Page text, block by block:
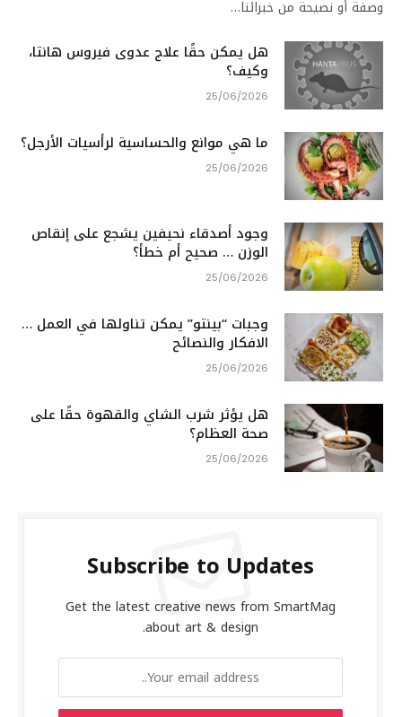
وصفة أو نصيحة من خبرائنا…
هل يمكن حقًا علاج عدوى فيروس هانتا،
وكيف؟
25/06/2026
ما هي موانع والحساسية لرأسيات الأرجل؟
25/06/2026
وجود أصدقاء نحيفين يشجع على إنقاص
الوزن … صحيح أم خطأ؟
25/06/2026
وجبات “بينتو” يمكن تناولها في العمل …
الافكار والنصائح
25/06/2026
هل يؤثر شرب الشاي والقهوة حقًا على
صحة العظام؟
25/06/2026
Subscribe to Updates
Get the latest creative news from SmartMag
about art & design.